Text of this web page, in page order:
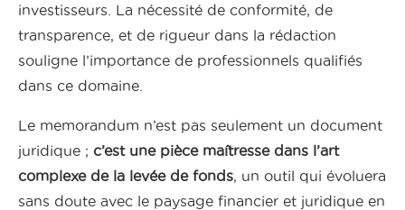
investisseurs. La nécessité de conformité, de
transparence, et de rigueur dans la rédaction
souligne l’importance de professionnels qualifiés
dans ce domaine.
Le memorandum n’est pas seulement un document
juridique ; c’est une pièce maîtresse dans l’art
complexe de la levée de fonds , un outil qui évoluera
sans doute avec le paysage financier et juridique en